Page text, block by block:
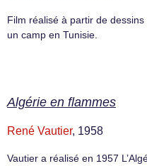
Film réalisé à partir de
un camp en Tunisie.
Algérie en flammes
René Vautier, 1958
Vautier a réalisé en 1957